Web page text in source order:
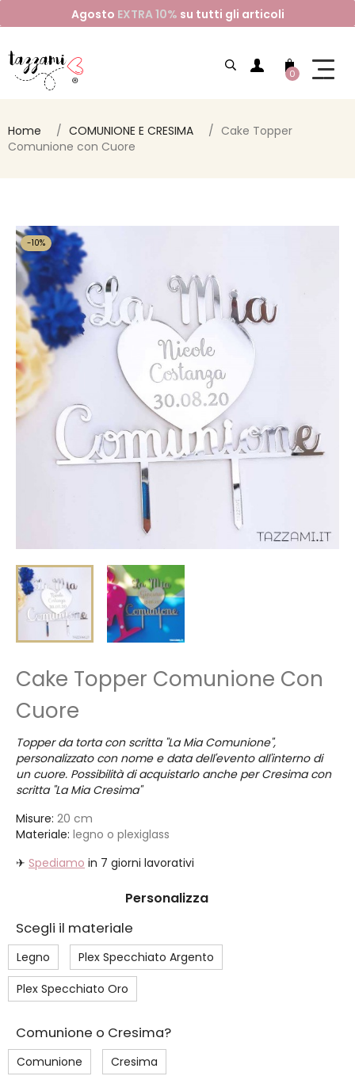
Agosto EXTRA 10% su tutti gli articoli
0
Home COMUNIONE E CRESIMA
Cake Topper
Comunione con Cuore
-10%
Cake Topper Comunione Con
Cuore
Topper da torta con scritta "La Mia Comunione",
personalizzato con nome e data dell'evento all'interno di
un cuore. Possibilità di acquistarlo anche per Cresima con
scritta "La Mia Cresima"
Misure: 20 cm
Materiale: legno o plexiglass
✈ Spediamo in 7 giorni lavorativi
Personalizza
Scegli il materiale
Legno
Plex Specchiato Argento
Plex Specchiato Oro
Comunione o Cresima?
Comunione Cresima